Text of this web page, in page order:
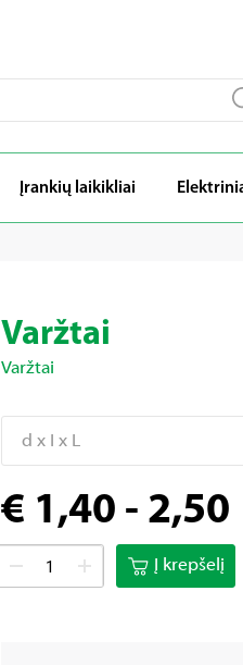
Įrankių laikikliai
Varžtai
Varžtai
d x I x L
€ 1,40 - 2,50
Į krepšelį